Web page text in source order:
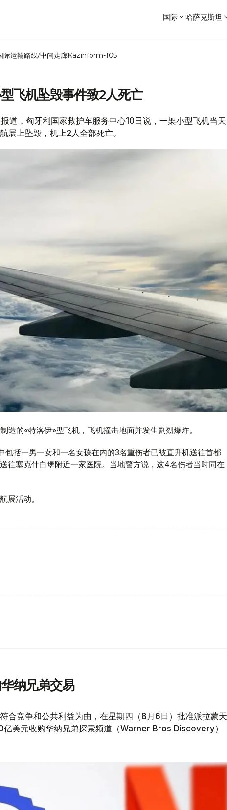
国际 哈萨克斯坦
际运输路线/中间走廊Kazinform-105
飞机坠毁事件致2人死亡
道，匈牙利国家救护车服务中心10日说，一架小型飞机当天
展上坠毁，机上2人全部死亡。
造的«特洛伊»型飞机，飞机撞击地面并发生剧烈爆炸。
包括一男一女和一名女孩在内的3名重伤者已被直升机送往首都
往塞克什白堡附近一家医院。当地警方说，这4名伤者当时同在
展活动。
纳兄弟交易
合竞争和公共利益为由，在星期四（8月6日）批准派拉蒙天
美元收购华纳兄弟探索频道（Warner Bros Discovery）